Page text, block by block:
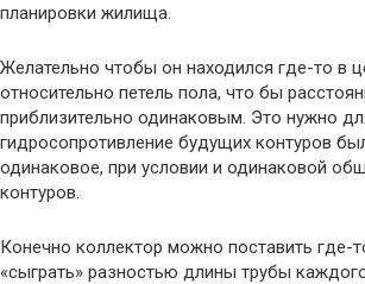
планировки жилища.
Желательно чтобы он находился где-то в
относительно петель пола, что бы
приблизительно одинаковым. Это нужно
гидросопротивление будущих контуров
одинаковое, при условии и одинаковой
контуров.
Конечно коллектор можно поставить где-
«сыграть» разностью длины трубы